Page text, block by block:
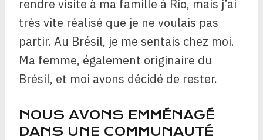
rendre visite à ma famille à Rio, mais j’ai
très vite réalisé que je ne voulais pas
partir. Au Brésil, je me sentais chez moi.
Ma femme, également originaire du
Brésil, et moi avons décidé de rester.
NOUS AVONS EMMÉNAGÉ
DANS UNE COMMUNAUTÉ